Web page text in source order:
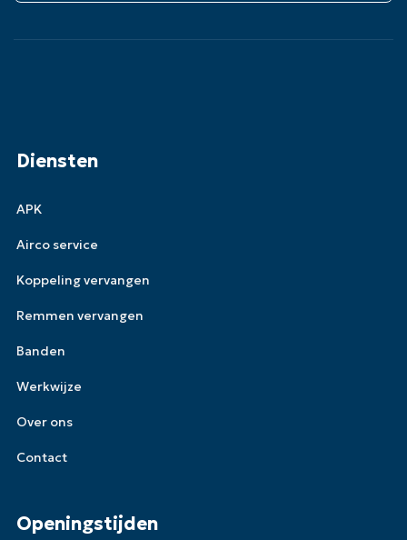
Diensten
APK
Airco service
Koppeling vervangen
Remmen vervangen
Banden
Werkwijze
Over ons
Contact
Openingstijden